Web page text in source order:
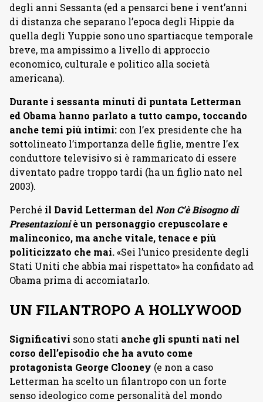
degli anni Sessanta (ed a pensarci bene i vent’anni
di distanza che separano l’epoca degli Hippie da
quella degli Yuppie sono uno spartiacque temporale
breve, ma ampissimo a livello di approccio
economico, culturale e politico alla società
americana).
Durante i sessanta minuti di puntata Letterman
ed Obama hanno parlato a tutto campo, toccando
anche temi più intimi: con l’ex presidente che ha
sottolineato l’importanza delle figlie, mentre l’ex
conduttore televisivo si è rammaricato di essere
diventato padre troppo tardi (ha un figlio nato nel
2003).
Perché il David Letterman del Non C’è Bisogno di
Presentazioniè un personaggio crepuscolare e
malinconico, ma anche vitale, tenace e più
politicizzato che mai.«Sei l’unico presidente degli
Stati Uniti che abbia mai rispettato» ha confidato ad
Obama prima di accomiatarlo.
UN FILANTROPO A HOLLYWOOD
Significativi sono stati anche gli spunti nati nel
corso dell’episodio che ha avuto come
protagonista George Clooney (e non a caso
Letterman ha scelto un filantropo con un forte
senso ideologico come personalità del mondo